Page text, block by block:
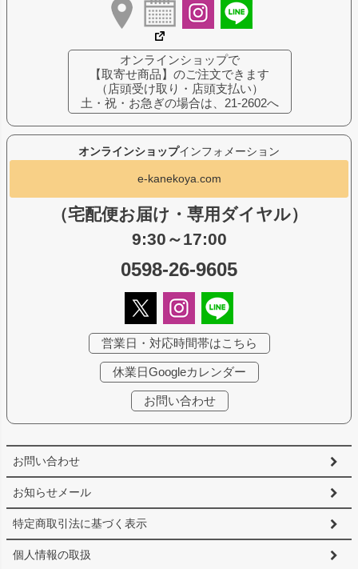
お問い合わせ
お知らせメール
特定商取引法に基づく表示
個人情報の取扱
オンラインショップインフォメーション
e-kanekoya.com
（宅配便お届け・専用ダイヤル）
9:30～17:00
0598-26-9605
営業日・対応時間帯はこちら
休業日Googleカレンダー
お問い合わせ
オンラインショップで
【取寄せ商品】のご注文できます
（店頭受け取り・店頭支払い）
土・祝・お急ぎの場合は、21-2602へ